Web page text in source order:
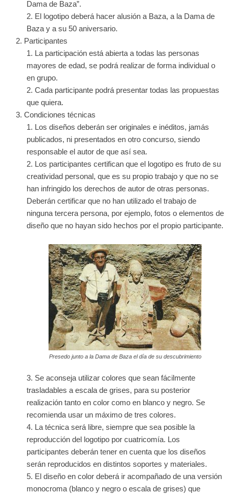
Dama de Baza”.
El logotipo deberá hacer alusión a Baza, a la Dama de
Baza y a su 50 aniversario.
Participantes
La participación está abierta a todas las personas
mayores de edad, se podrá realizar de forma individual o
en grupo.
Cada participante podrá presentar todas las propuestas
que quiera.
Condiciones técnicas
Los diseños deberán ser originales e inéditos, jamás
publicados, ni presentados en otro concurso, siendo
responsable el autor de que así sea.
Los participantes certifican que el logotipo es fruto de su
creatividad personal, que es su propio trabajo y que no se
han infringido los derechos de autor de otras personas.
Deberán certificar que no han utilizado el trabajo de
ninguna tercera persona, por ejemplo, fotos o elementos de
diseño que no hayan sido hechos por el propio participante.
Presedo junto a la Dama de Baza el día de su descubrimiento
Se aconseja utilizar colores que sean fácilmente
trasladables a escala de grises, para su posterior
realización tanto en color como en blanco y negro. Se
recomienda usar un máximo de tres colores.
La técnica será libre, siempre que sea posible la
reproducción del logotipo por cuatricomía. Los
participantes deberán tener en cuenta que los diseños
serán reproducidos en distintos soportes y materiales.
El diseño en color deberá ir acompañado de una versión
monocroma (blanco y negro o escala de grises) que